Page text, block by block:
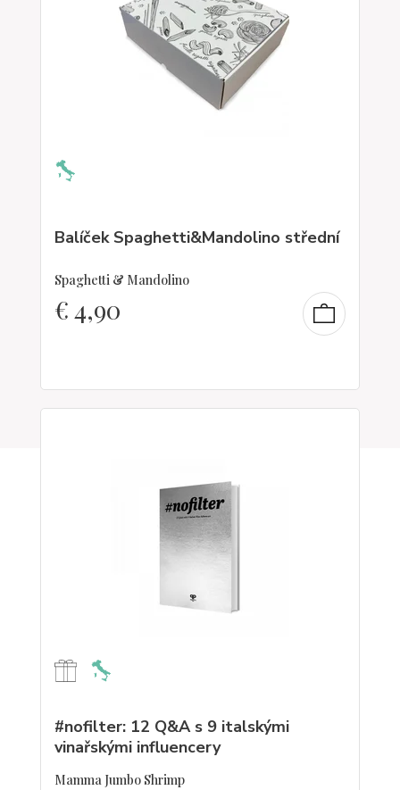
Balíček Spaghetti&Mandolino střední
Spaghetti & Mandolino
€4,90
#nofilter: 12 Q&A s 9 italskými
vinařskými influencery
Mamma Jumbo Shrimp